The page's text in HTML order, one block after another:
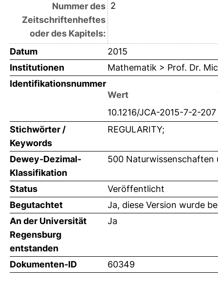
Nummer des
Zeitschriftenheftes
oder des Kapitels:
2
Datum
2015
Institutionen
Mathematik > Prof. Dr.
Identifikationsnummer
Wert
10.1216/JCA-2015-7-2-207
Stichwörter /
Keywords
REGULARITY;
Dewey-Dezimal-
Klassifikation
500 Naturwissenschaften
Status
Veröffentlicht
Begutachtet
Ja, diese Version wurde
An der Universität
Regensburg
entstanden
Ja
Dokumenten-ID 60349